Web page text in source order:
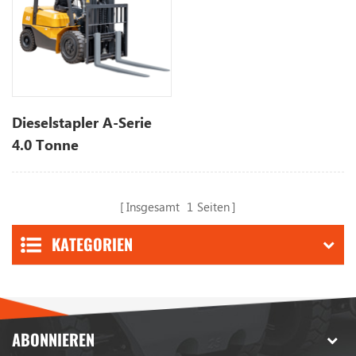
Dieselstapler A-Serie
4.0 Tonne
Insgesamt 1 Seiten
KATEGORIEN
ABONNIEREN